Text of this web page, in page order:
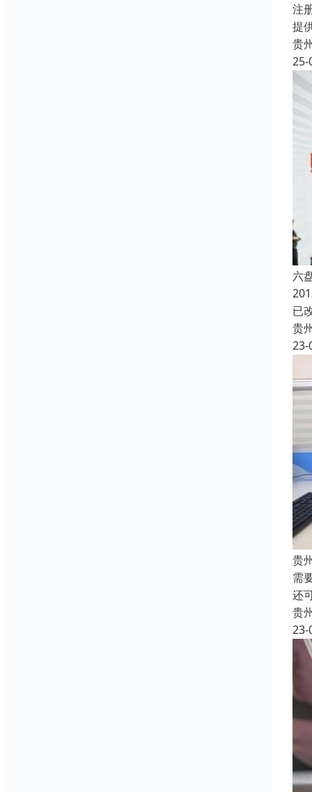
注
提
贵
25-
六
已
贵
23-
贵
需
还
贵
23-